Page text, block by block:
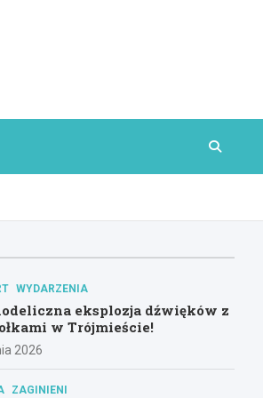
WYDARZENIA
eksplozja dźwięków z
w Trójmieście!
2026
ZAGINIENI